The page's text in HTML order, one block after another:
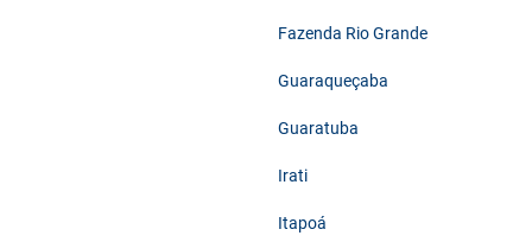
Fazenda Rio Grande
Guaraqueçaba
Guaratuba
Irati
Itapoá